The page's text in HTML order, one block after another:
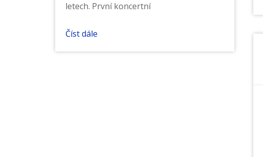
letech. První koncertní
Číst dále